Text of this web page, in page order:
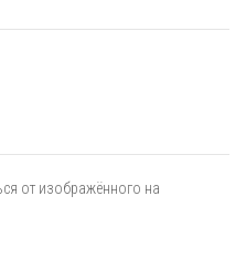
от изображённого на